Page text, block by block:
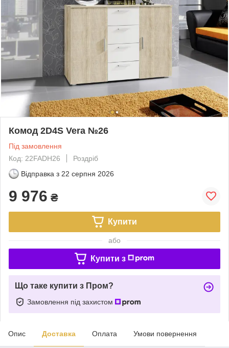
Комод 2D4S Vera №26
Під замовлення
Код: 22FADH26
Роздріб
Відправка з 22 серпня 2026
9 976 ₴
Купити
або
Купити з
Що таке купити з Пром?
Замовлення під захистом
Опис Доставка Оплата Умови повернення